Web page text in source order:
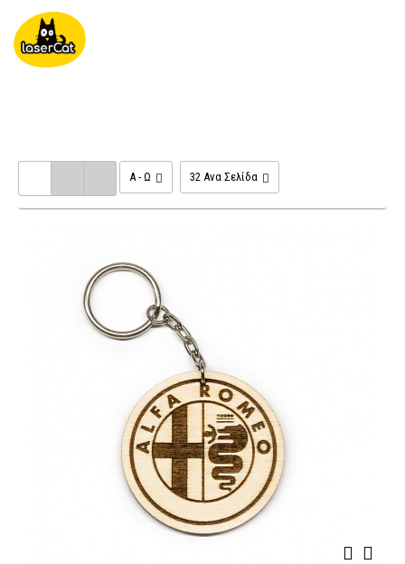
A - Ω 32 Ανα Σελίδα